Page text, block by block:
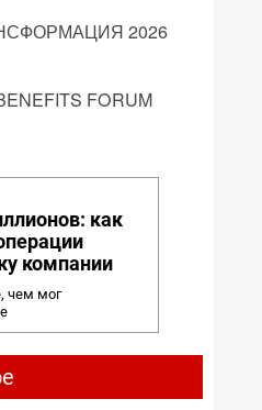
2026
FORUM
как
компании
чем мог